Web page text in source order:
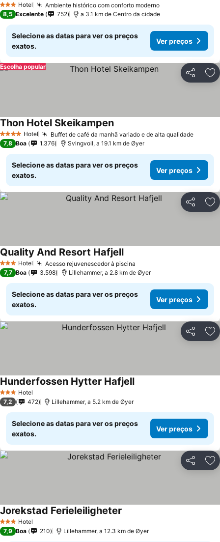
3 EstrelasHotel Ambiente histórico com conforto moderno
8,5 Excelente 752 a 3.1 km de Centro da cidade
Selecione as datas para ver os preços
exatos.
Ver preços
Partilhar
Escolha popular
4 EstrelasHotel Buffet de café da manhã variado e de alta qualidade
Thon Hotel Skeikampen
7,8 Boa 1.376 Svingvoll, a 19.1 km de Øyer
Selecione as datas para ver os preços
exatos.
Ver preços
Partilhar
3 EstrelasHotel Acesso rejuvenescedor à piscina
Quality And Resort Hafjell
7,7 Boa 3.598 Lillehammer, a 2.8 km de Øyer
Selecione as datas para ver os preços
exatos.
Ver preços
Partilhar
3 EstrelasHotel
Hunderfossen Hytter Hafjell
7,2 472 Lillehammer, a 5.2 km de Øyer
Selecione as datas para ver os preços
exatos.
Ver preços
Partilhar
3 EstrelasHotel
Jorekstad Ferieleiligheter
7,9 Boa 210 Lillehammer, a 12.3 km de Øyer